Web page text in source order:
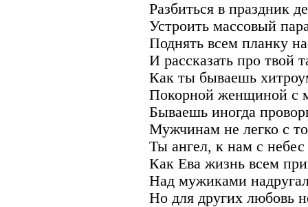
Разбиться в праздник
Устроить массовый
Поднять всем планку
И рассказать про твой
Как ты бываешь
Покорной женщиной с
Бываешь иногда
Мужчинам не легко с
Ты ангел, к нам с
Как Ева жизнь всем
Над мужиками
Но для других любовь